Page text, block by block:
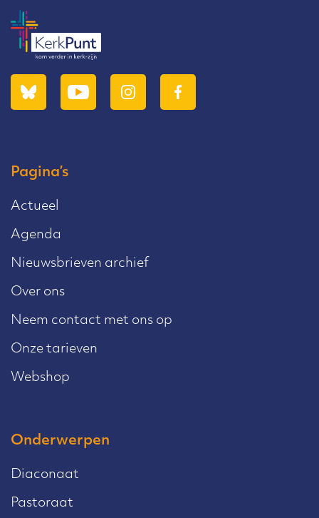
Pagina’s
Actueel
Agenda
Nieuwsbrieven archief
Over ons
Neem contact met ons op
Onze tarieven
Webshop
Onderwerpen
Diaconaat
Pastoraat